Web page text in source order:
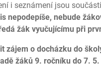
i seznámení jsou
nepodepíše, nebude
žák vyučujícímu při
zájem o docházku do
žáků 9. ročníku do 7. 5.